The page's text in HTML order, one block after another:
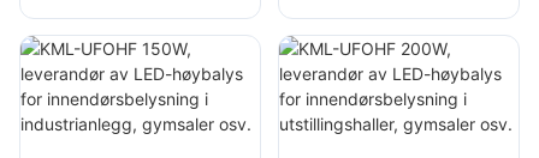
høybaylys for
industrianlegg,
lagerbygninger og
andre
høybaylys for
industrianlegg,
lagerbygninger og
andre